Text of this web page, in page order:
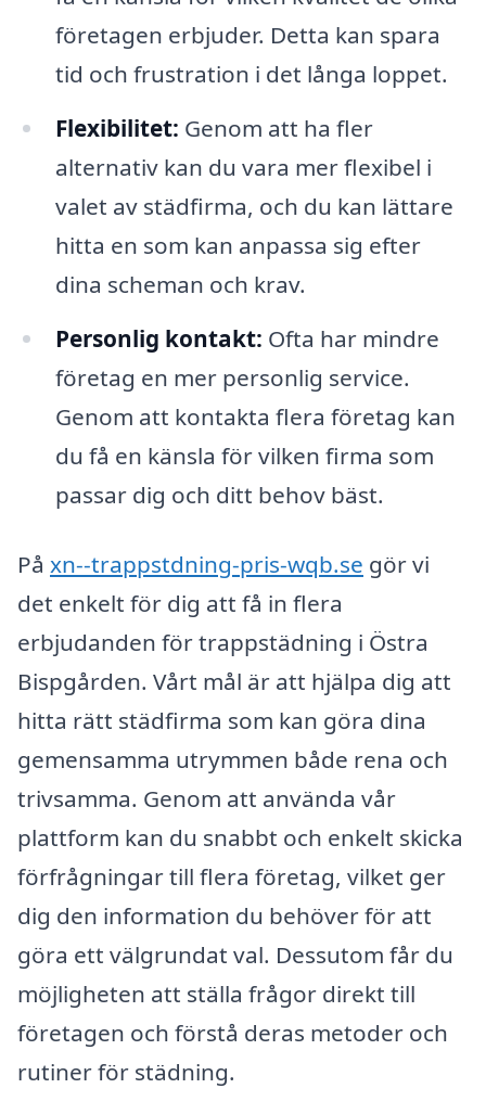
företagen erbjuder. Detta kan spara
tid och frustration i det långa loppet.
Flexibilitet: Genom att ha fler
alternativ kan du vara mer flexibel i
valet av städfirma, och du kan lättare
hitta en som kan anpassa sig efter
dina scheman och krav.
Personlig kontakt: Ofta har mindre
företag en mer personlig service.
Genom att kontakta flera företag kan
du få en känsla för vilken firma som
passar dig och ditt behov bäst.
På xn--trappstdning-pris-wqb.se gör vi
det enkelt för dig att få in flera
erbjudanden för trappstädning i Östra
Bispgården. Vårt mål är att hjälpa dig att
hitta rätt städfirma som kan göra dina
gemensamma utrymmen både rena och
trivsamma. Genom att använda vår
plattform kan du snabbt och enkelt skicka
förfrågningar till flera företag, vilket ger
dig den information du behöver för att
göra ett välgrundat val. Dessutom får du
möjligheten att ställa frågor direkt till
företagen och förstå deras metoder och
rutiner för städning.